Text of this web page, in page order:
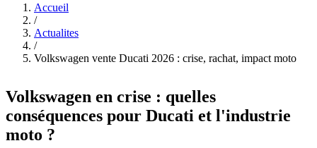
Accueil
/
Actualites
/
Volkswagen vente Ducati 2026 : crise, rachat, impact moto
Volkswagen en crise : quelles
conséquences pour Ducati et l'industrie
moto ?